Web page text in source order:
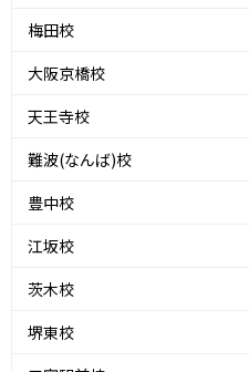
梅田校
大阪京橋校
天王寺校
難波(なんば)校
豊中校
江坂校
茨木校
堺東校